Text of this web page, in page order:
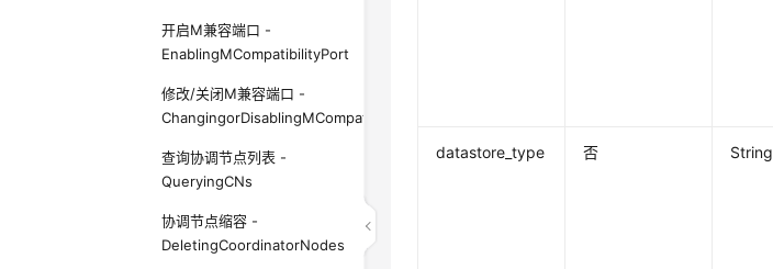
开启M兼容端口 -
EnablingMCompatibilityPort
修改/关闭M兼容端口 -
ChangingorDisablingMCompatibilityPort
查询协调节点列表 -
QueryingCNs
协调节点缩容 -
DeletingCoordinatorNodes
datastore_type 否 String